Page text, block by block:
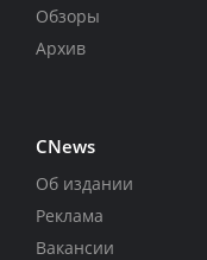
Обзоры
Архив
CNews
Об издании
Реклама
Вакансии